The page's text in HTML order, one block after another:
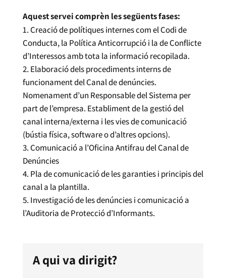
Aquest servei comprèn les següents fases:
Creació de polítiques internes com el Codi de
Conducta, la Política Anticorrupció i la de Conflicte
d’Interessos amb tota la informació recopilada.
Elaboració dels procediments interns de
funcionament del Canal de denúncies.
Nomenament d’un Responsable del Sistema per
part de l’empresa. Establiment de la gestió del
canal interna/externa i les vies de comunicació
(bústia física, software o d’altres opcions).
Comunicació a l’Oficina Antifrau del Canal de
Denúncies
Pla de comunicació de les garanties i principis del
canal a la plantilla.
Investigació de les denúncies i comunicació a
l’Auditoria de Protecció d’Informants.
A qui va dirigit?